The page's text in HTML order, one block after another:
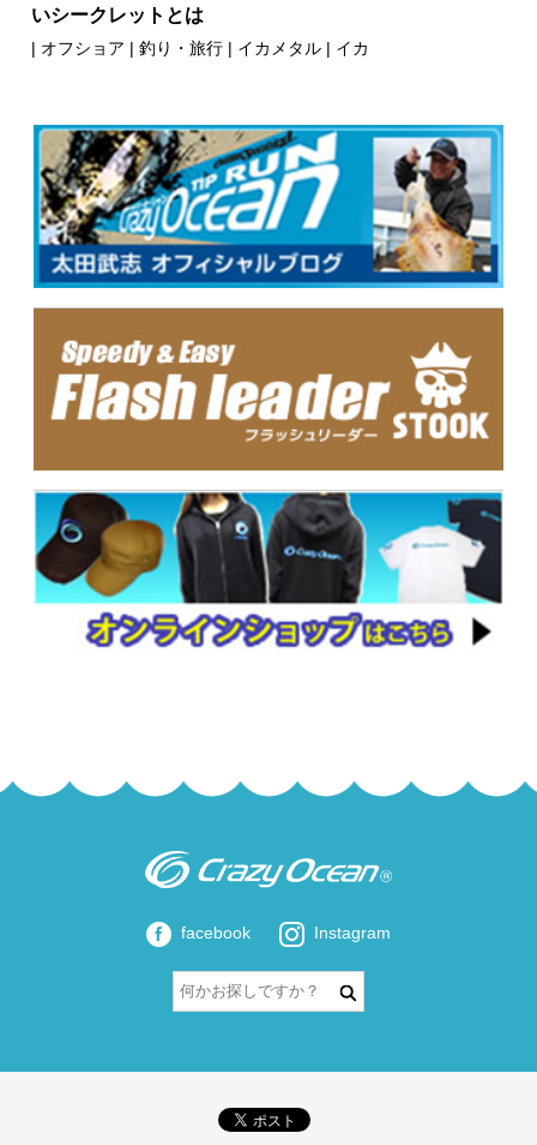
いシークレットとは
| オフショア |釣り・旅行 | イカメタル | イカ
facebook Instagram